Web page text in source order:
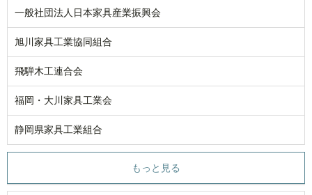
一般社団法人日本家具産業振興会
旭川家具工業協同組合
飛騨木工連合会
福岡・大川家具工業会
静岡県家具工業組合
もっと見る